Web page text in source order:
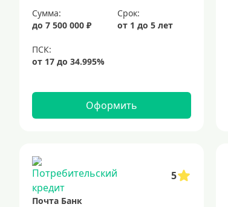
Сумма:
до 7 500 000 ₽
Срок:
от 1 до 5 лет
Оформить
5
Почта Банк